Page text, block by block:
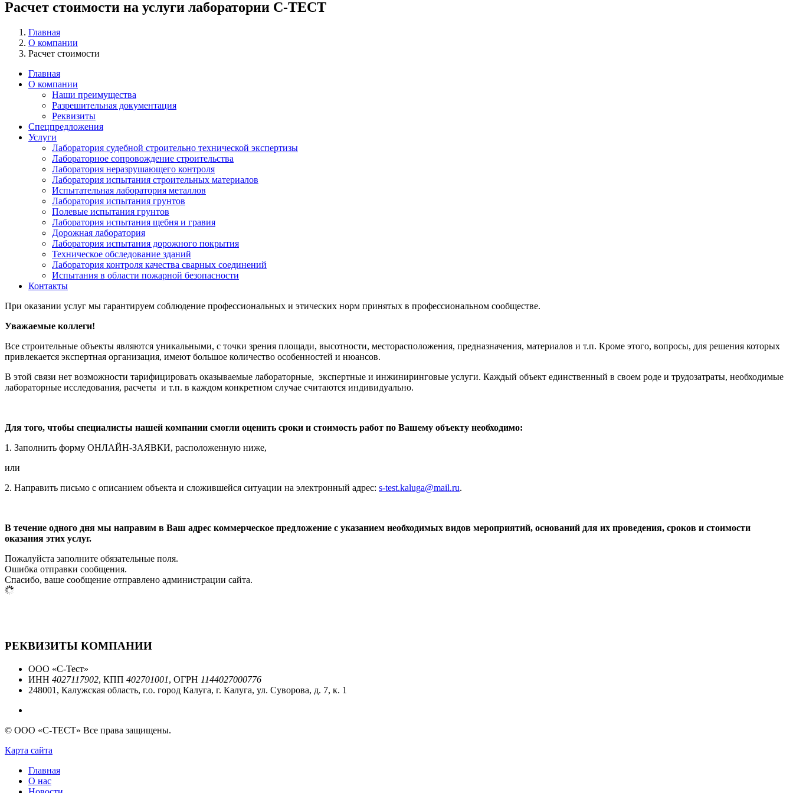
Расчет стоимости на услуги лаборатории С-ТЕСТ
Главная
О компании
Расчет стоимости
Главная
О компании
Наши преимущества
Разрешительная документация
Реквизиты
Спецпредложения
Услуги
Лаборатория судебной строительно технической экспертизы
Лабораторное сопровождение строительства
Лаборатория неразрушающего контроля
Лаборатория испытания строительных материалов
Испытательная лаборатория металлов
Лаборатория испытания грунтов
Полевые испытания грунтов
Лаборатория испытания щебня и гравия
Дорожная лаборатория
Лаборатория испытания дорожного покрытия
Техническое обследование зданий
Лаборатория контроля качества сварных соединений
Испытания в области пожарной безопасности
Контакты
При оказании услуг мы гарантируем соблюдение профессиональных и этических норм принятых в профессиональном сообществе.
Уважаемые коллеги!
Все строительные объекты являются уникальными, с точки зрения площади, высотности, месторасположения, предназначения, материалов и т.п. Кроме этого, вопросы, для решения которых
привлекается экспертная организация, имеют большое количество особенностей и нюансов.
В этой связи нет возможности тарифицировать оказываемые лабораторные, экспертные и инжиниринговые услуги. Каждый объект единственный в своем роде и трудозатраты, необходимые
лабораторные исследования, расчеты и т.п. в каждом конкретном случае считаются индивидуально.
Для того, чтобы специалисты нашей компании смогли оценить сроки и стоимость работ по Вашему объекту необходимо:
1. Заполнить форму ОНЛАЙН-ЗАЯВКИ, расположенную ниже,
или
2. Направить письмо с описанием объекта и сложившейся ситуации на электронный адрес: s-test.kaluga@mail.ru.
В течение одного дня мы направим в Ваш адрес коммерческое предложение с указанием необходимых видов мероприятий, оснований для их проведения, сроков и стоимости
оказания этих услуг.
Пожалуйста заполните обязательные поля.
Ошибка отправки сообщения.
Спасибо, ваше сообщение отправлено администрации сайта.
РЕКВИЗИТЫ КОМПАНИИ
ООО «С-Тест»
ИНН 4027117902, КПП 402701001, ОГРН 1144027000776
248001, Калужская область, г.о. город Калуга, г. Калуга, ул. Суворова, д. 7, к. 1
© ООО «С-ТЕСТ» Все права защищены.
Карта сайта
Главная
О нас